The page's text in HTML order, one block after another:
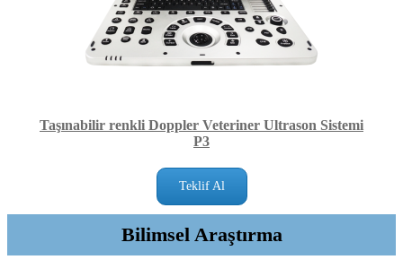
Taşınabilir renkli Doppler Veteriner Ultrason Sistemi
P3
Teklif Al
Bilimsel Araştırma